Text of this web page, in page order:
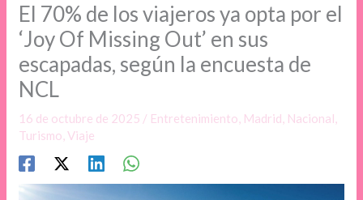
El 70% de los viajeros ya opta por el
‘Joy Of Missing Out’ en sus
escapadas, según la encuesta de
NCL
16 de octubre de 2025 / Entretenimiento, Madrid, Nacional,
Turismo,Viaje